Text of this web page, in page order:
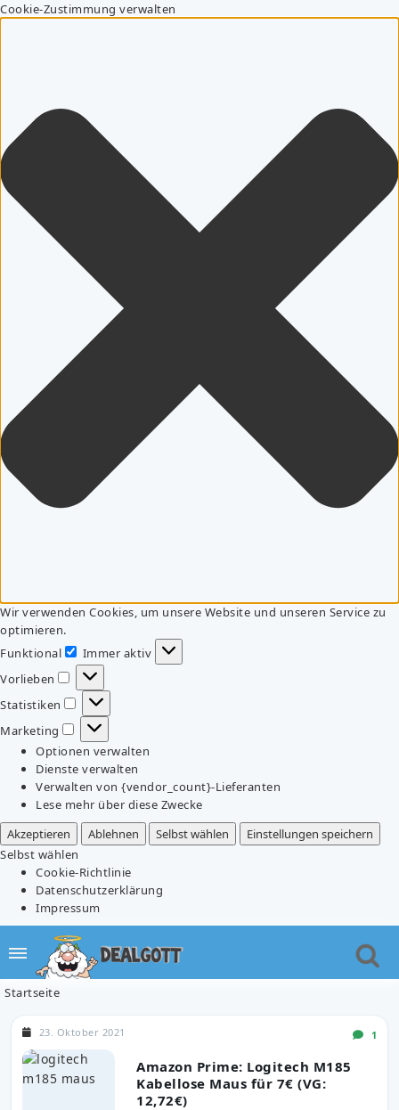
Cookie-Zustimmung verwalten
Wir verwenden Cookies, um unsere Website und unseren Service zu
optimieren.
Funktional
Funktional
Immer aktiv
Vorlieben
Vorlieben
Statistiken
Statistiken
Marketing
Marketing
Optionen verwalten
Dienste verwalten
Verwalten von {vendor_count}-Lieferanten
Lese mehr über diese Zwecke
Akzeptieren
Ablehnen Selbst wählen
Einstellungen speichern
Selbst wählen
Cookie-Richtlinie
Datenschutzerklärung
Impressum
Startseite
Amazon Prime: Logitech M185
Kabellose Maus für 7€ (VG:
12,72€)
23. Oktober 2021 1